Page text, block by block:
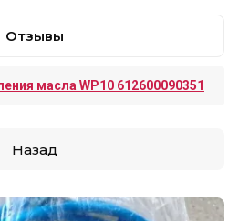
Отзывы
масла WP10 612600090351
Назад